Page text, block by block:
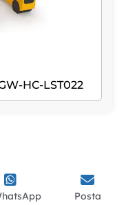
HC-LST022
Posta